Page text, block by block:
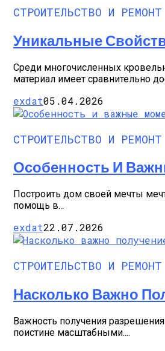
СТРОИТЕЛЬСТВО И РЕМОНТ
Уникальные
Среди многочисленных
материал имеет сравнительно
exdat05.04.2026
СТРОИТЕЛЬСТВО И РЕМОНТ
Особенность И
Построить дом своей мечты
помощь в...
exdat22.07.2026
СТРОИТЕЛЬСТВО И РЕМОНТ
Насколько Важно
Важность получения
поистине масштабными....